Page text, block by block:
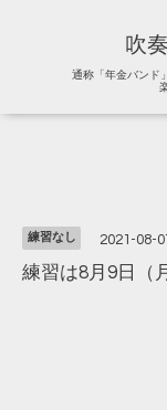
吹
通称「年金バンド
練習なし 2021-08-
練習は8月9日（